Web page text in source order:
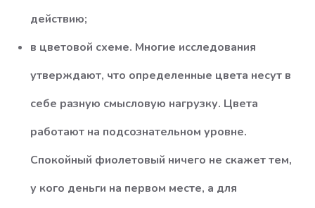
действию;
в цветовой схеме. Многие исследования
утверждают, что определенные цвета несут в
себе разную смысловую нагрузку. Цвета
работают на подсознательном уровне.
Спокойный фиолетовый ничего не скажет тем,
у кого деньги на первом месте, а для